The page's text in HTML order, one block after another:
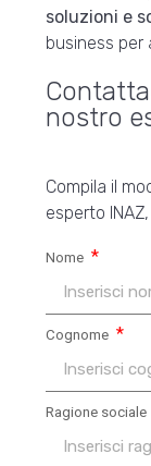
soluzioni e
business per
nostro
Compila il
esperto
Nome
Cognome
Ragione sociale